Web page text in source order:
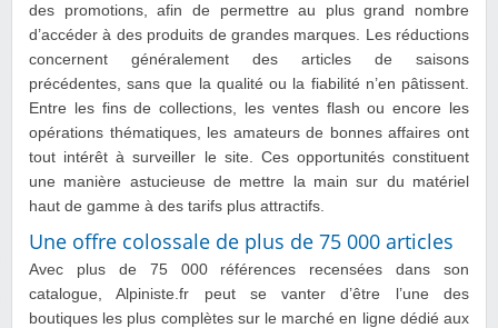
des promotions, afin de permettre au plus grand nombre
d’accéder à des produits de grandes marques. Les réductions
concernent généralement des articles de saisons
précédentes, sans que la qualité ou la fiabilité n’en pâtissent.
Entre les fins de collections, les ventes flash ou encore les
opérations thématiques, les amateurs de bonnes affaires ont
tout intérêt à surveiller le site. Ces opportunités constituent
une manière astucieuse de mettre la main sur du matériel
haut de gamme à des tarifs plus attractifs.
Une offre colossale de plus de 75 000 articles
Avec plus de 75 000 références recensées dans son
catalogue, Alpiniste.fr peut se vanter d’être l’une des
boutiques les plus complètes sur le marché en ligne dédié aux